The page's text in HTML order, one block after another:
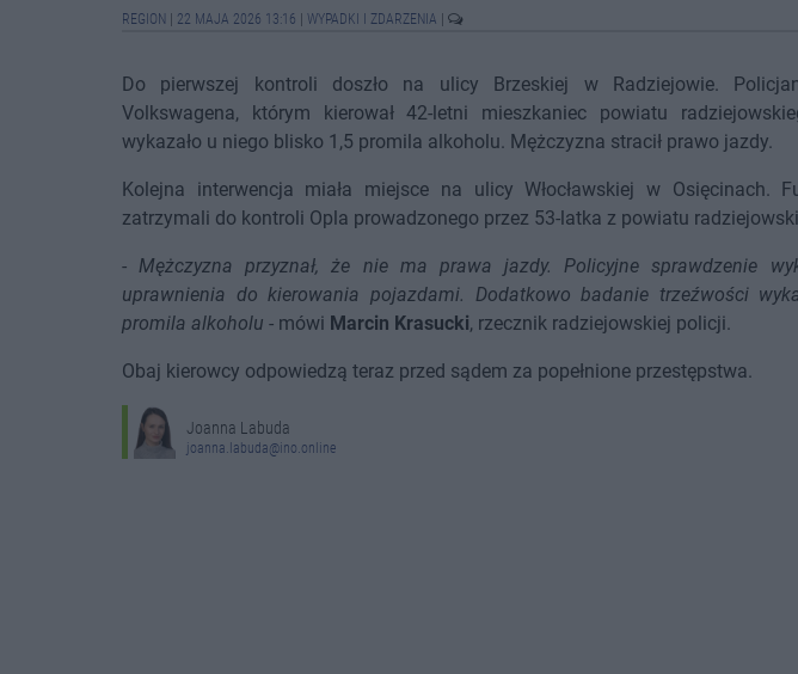
REGION 22 MAJA 2026 13:16 WYPADKI I ZDARZENIA
Do pierwszej kontroli doszło na ulicy Brzeskiej w Radziejowie.
Volkswagena, którym kierował 42-letni mieszkaniec powiatu
wykazało u niego blisko 1,5 promila alkoholu. Mężczyzna stracił prawo jazdy.
Kolejna interwencja miała miejsce na ulicy Włocławskiej w Osięcinach.
zatrzymali do kontroli Opla prowadzonego przez 53-latka z powiatu
-Mężczyzna przyznał, że nie ma prawa jazdy. Policyjne sprawdzenie
uprawnienia do kierowania pojazdami. Dodatkowo badanie trzeźwości
promila alkoholu - mówi Marcin Krasucki, rzecznik radziejowskiej policji.
Obaj kierowcy odpowiedzą teraz przed sądem za popełnione przestępstwa.
Joanna Labuda
joanna.labuda@ino.online